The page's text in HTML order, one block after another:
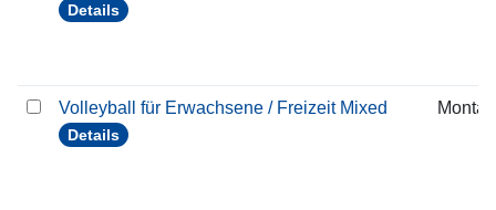
Details
Volleyball für Erwachsene / Freizeit Mixed
Details
Montag